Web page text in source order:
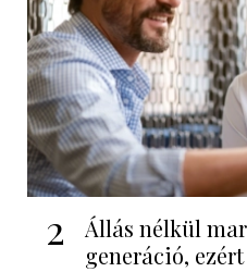
2
Állás nélkül
generáció,